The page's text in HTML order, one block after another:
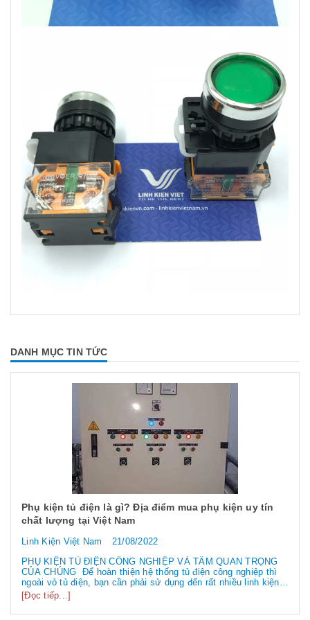
DANH MỤC TIN TỨC
Phụ kiện tủ điện là gì? Địa điểm mua phụ kiện uy tín
chất lượng tại Việt Nam
Linh Kiện Việt Nam
21/08/2022
PHỤ KIỆN TỦ ĐIỆN CÔNG NGHIỆP VÀ TẦM QUAN TRỌNG
CỦA CHÚNG Để hoàn thiện hệ thống tủ điện công nghiệp thì
ngoài vỏ tủ điện, bạn cần phải sử dụng đến rất nhiều linh kiện
tủ điện công nghiệp khác nhau. Vậy các loại phụ kiện tủ điện
công nghiệp bao gồm những gì? Chúng có tác dụng như thế
nào hãy...
[Đọc tiếp...]